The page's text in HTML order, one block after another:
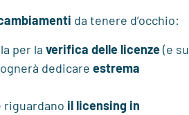
da tenere d’occhio:
per la verifica delle licenze(e su
dedicare estrema
riguardano il licensing in